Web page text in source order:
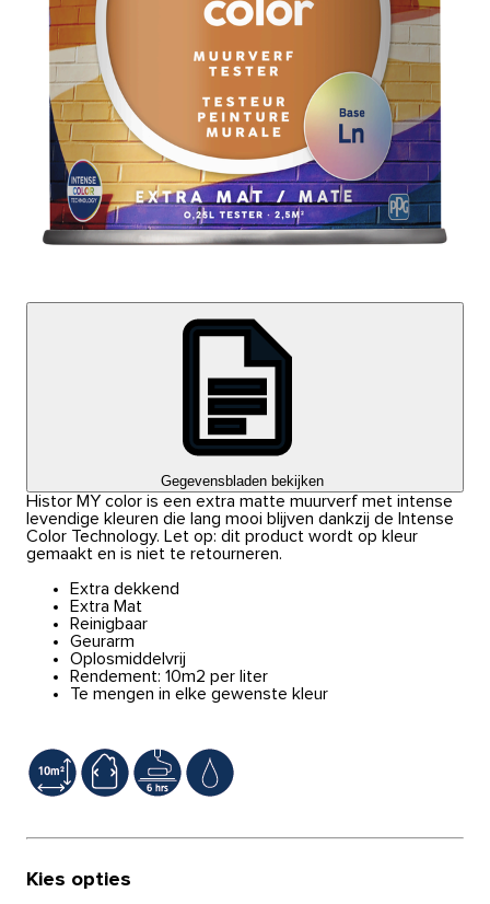
Gegevensbladen bekijken
Histor MY color is een extra matte muurverf met intense
levendige kleuren die lang mooi blijven dankzij de Intense
Color Technology. Let op: dit product wordt op kleur
gemaakt en is niet te retourneren.
Extra dekkend
Extra Mat
Reinigbaar
Geurarm
Oplosmiddelvrij
Rendement: 10m2 per liter
Te mengen in elke gewenste kleur
Kies opties